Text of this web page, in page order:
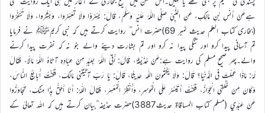
ہےعَنْ أَنَسِ بْنِ مَالِكٍ، عَنِ النَّبِيِّ صَلَّى اللّٰهُ عَلَيْهِ وَسَلَّمَ، قَالَ: يَسِّرُوْا وَلَا تُعَسِّرُوا، وَبَشِّرُوا، وَلَا تُنَفِّرُوا
(بخاری کتاب العلم حدیث نمبر 69)حضرت انس ؓ روایت کرتے ہیں کہ نبی کریمﷺ نے فرمایا
تم آسانی پیدا کرو اور تنگی پیدا نہ کرو اور تم بشارت دینے والے بنو نہ کہ نفرت پیدا کرنے
والے۔پھر صحیح مسلم کی روایت ہے:عَنْ حُذَيْفَةَ، قَالَ: أُتِيَ اللّٰهُ بِعَبْدٍ مِنْ عِبَادِهِ آتَاهُ اللّٰهُ مَالًا، فَقَالَ
لَهُ: مَاذَا عَمِلْتَ فِي الدُّنْيَا؟ قَالَ: وَلَا يَكْتُمُونَ اللّٰهَ حَدِيثًا، قَالَ: يَا رَبِّ آتَيْتَنِي مَالَكَ، فَكُنْتُ أُبَايِعُ النَّاسَ،
وَكَانَ مِنْ خُلُقِي الْجَوَازُ، فَكُنْتُ أَتَيَسَّرُ عَلَى الْمُوسِرِ، وَأُنْظِرُ الْمُعْسِرَ، فَقَالَ اللّٰهُ: أَنَا أَحَقُّ بِذَا مِنْكَ، تَجَاوَزُوا
عَنْ عَبْدِي (مسلم کتاب المساقاۃ حدیث3887)حضرت حذیفہ ؓبیان کرتے ہیں کہ اللہ تعالیٰ کے